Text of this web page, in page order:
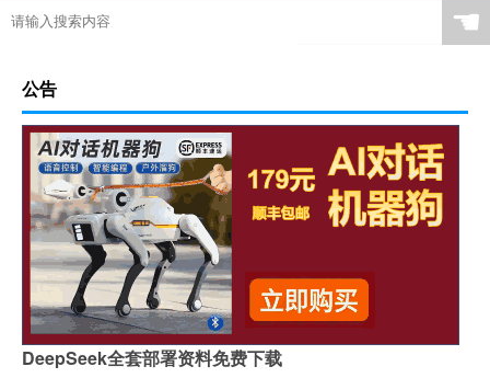
☚
公告
DeepSeek全套部署资料免费下载